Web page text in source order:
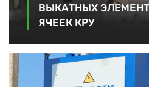
ВЫКАТНЫХ
ЯЧЕЕК КРУ